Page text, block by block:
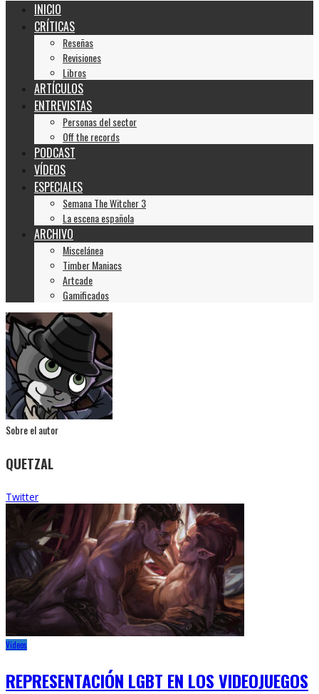
INICIO
CRÍTICAS
Reseñas
Revisiones
Libros
ARTÍCULOS
ENTREVISTAS
Personas del sector
Off the records
PODCAST
VÍDEOS
ESPECIALES
Semana The Witcher 3
La escena española
ARCHIVO
Miscelánea
Timber Maniacs
Artcade
Gamificados
Sobre el autor
QUETZAL
Twitter
Vídeos
REPRESENTACIÓN LGBT EN LOS VIDEOJUEGOS